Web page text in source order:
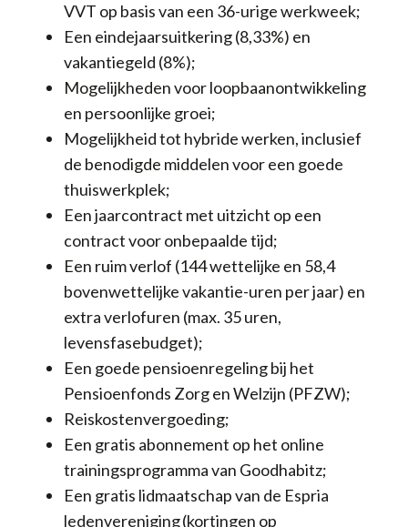
VVT op basis van een 36-urige werkweek;
Een eindejaarsuitkering (8,33%) en
vakantiegeld (8%);
Mogelijkheden voor loopbaanontwikkeling
en persoonlijke groei;
Mogelijkheid tot hybride werken, inclusief
de benodigde middelen voor een goede
thuiswerkplek;
Een jaarcontract met uitzicht op een
contract voor onbepaalde tijd;
Een ruim verlof (144 wettelijke en 58,4
bovenwettelijke vakantie-uren per jaar) en
extra verlofuren (max. 35 uren,
levensfasebudget);
Een goede pensioenregeling bij het
Pensioenfonds Zorg en Welzijn (PFZW);
Reiskostenvergoeding;
Een gratis abonnement op het online
trainingsprogramma van Goodhabitz;
Een gratis lidmaatschap van de Espria
ledenvereniging (kortingen op